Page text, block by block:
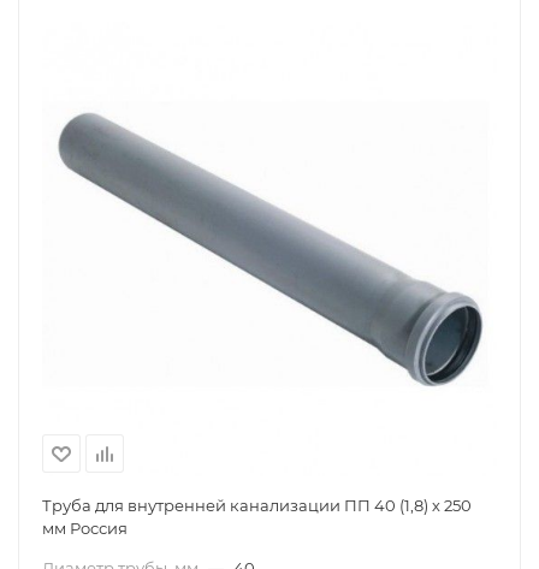
Труба для внутренней канализации ПП 40 (1,8) х 250
мм Россия